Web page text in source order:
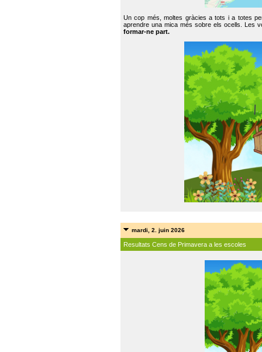
Un cop més, moltes gràcies a tots i a totes
aprendre una mica més sobre els ocells. Les
formar-ne part.
mardi, 2. juin 2026
Resultats Cens de Primavera a les escoles